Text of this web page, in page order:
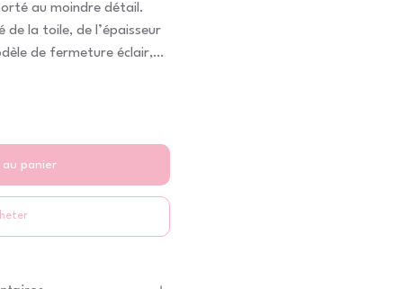
au moindre détail.
de la toile, de l’épaisseur
de fermeture éclair,
Vous aller adorer les
panier